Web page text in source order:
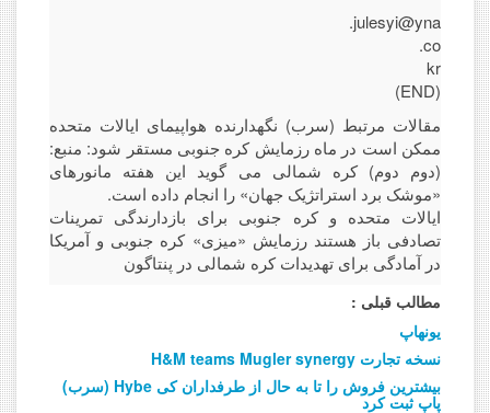
julesyi@yna.
co.
kr
(END)
مقالات مرتبط (سرب) نگهدارنده هواپیمای ایالات متحده
ممکن است در ماه رزمایش کره جنوبی مستقر شود: منبع:
(دوم دوم) کره شمالی می گوید این هفته مانورهای
«موشک برد استراتژیک جهان» را انجام داده است.
ایالات متحده و کره جنوبی برای بازدارندگی تمرینات
تصادفی باز هستند رزمایش «میزی» کره جنوبی و آمریکا
در آمادگی برای تهدیدات کره شمالی در پنتاگون
مطالب قبلی :
یونهاپ
H&M teams Mugler synergy نسخه تجارت
(سرب) Hybe بیشترین فروش را تا به حال از طرفداران کی
پاپ ثبت کرد